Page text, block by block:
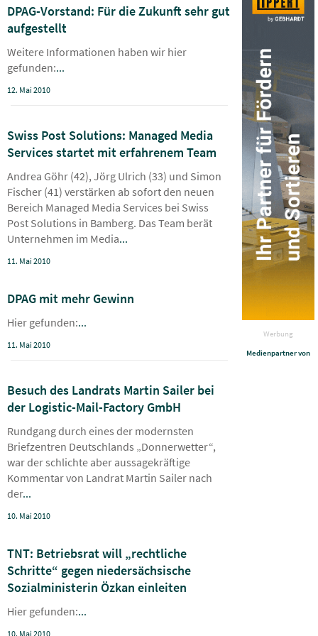
Werbung
Medienpartner von
DPAG-Vorstand: Für die Zukunft sehr gut
aufgestellt
Weitere Informationen haben wir hier
gefunden:...
12. Mai 2010
Swiss Post Solutions: Managed Media
Services startet mit erfahrenem Team
Andrea Göhr (42), Jörg Ulrich (33) und Simon
Fischer (41) verstärken ab sofort den neuen
Bereich Managed Media Services bei Swiss
Post Solutions in Bamberg. Das Team berät
Unternehmen im Media...
11. Mai 2010
DPAG mit mehr Gewinn
Hier gefunden:...
11. Mai 2010
Besuch des Landrats Martin Sailer bei
der Logistic-Mail-Factory GmbH
Rundgang durch eines der modernsten
Briefzentren Deutschlands „Donnerwetter“,
war der schlichte aber aussagekräftige
Kommentar von Landrat Martin Sailer nach
der...
10. Mai 2010
TNT: Betriebsrat will „rechtliche
Schritte“ gegen niedersächsische
Sozialministerin Özkan einleiten
Hier gefunden:...
10. Mai 2010